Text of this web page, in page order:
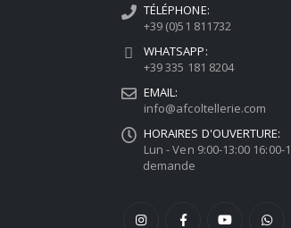
TÉLÉPHONE:
+39 (0)51 811732
WHATSAPP:
+39 335 181 8204
EMAIL:
info@afcoltellerie.com
HORAIRES D'OUVERTURE:
Lun - Ven 9:00-13:00
demande